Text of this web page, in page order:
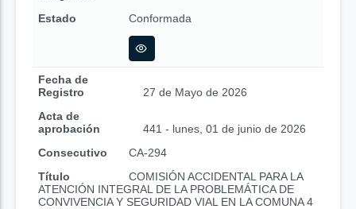
Estado
Conformada
Fecha de
Registro
27 de Mayo de 2026
Acta de
aprobación
441 - lunes, 01 de junio de 2026
Consecutivo
CA-294
Título
COMISIÓN ACCIDENTAL PARA LA
ATENCIÓN INTEGRAL DE LA PROBLEMÁTICA DE
CONVIVENCIA Y SEGURIDAD VIAL EN LA COMUNA 4